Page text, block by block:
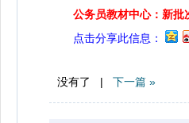
公务员教材中心：新批
点击分享此信息：
没有了 | 下一篇 »